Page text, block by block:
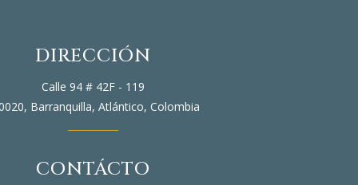
DIRECCIÓN
Calle 94 # 42F - 119
Barranquilla, Atlántico, Colombia
CONTÁCTO